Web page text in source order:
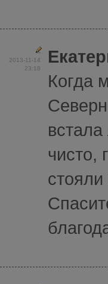
2013-11-14
23:18
Когда
чисто,